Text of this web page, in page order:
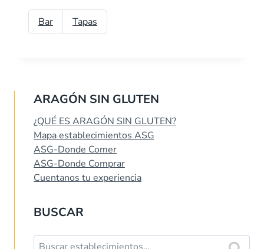
Bar Tapas
ARAGÓN SIN GLUTEN
¿QUÉ ES ARAGÓN SIN GLUTEN?
Mapa establecimientos ASG
ASG-Donde Comer
ASG-Donde Comprar
Cuentanos tu experiencia
BUSCAR
Buscar: